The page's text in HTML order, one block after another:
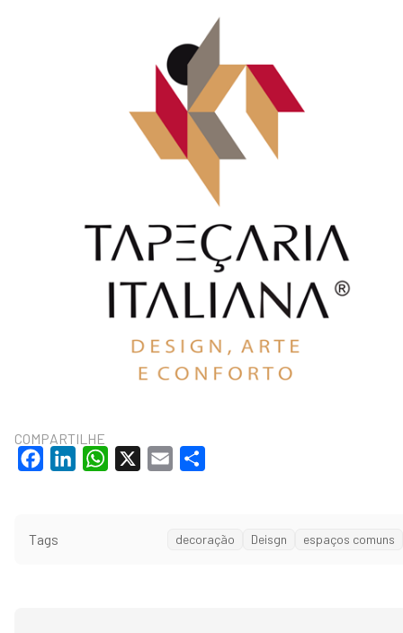
COMPARTILHE
Facebook
LinkedInWhatsApp
X Email
Tags decoração Deisgn espaços comuns